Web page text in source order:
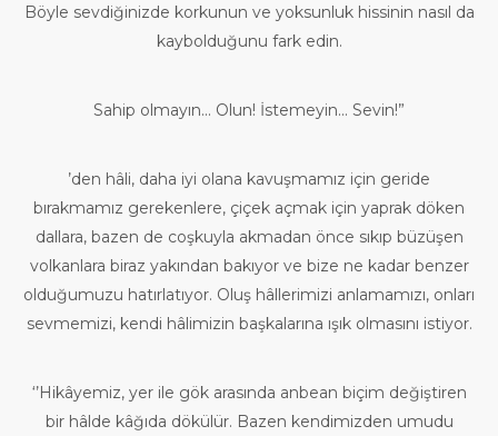
Böyle sevdiğinizde korkunun ve yoksunluk hissinin nasıl da
kaybolduğunu fark edin.
Sahip olmayın... Olun! İstemeyin... Sevin!”
’den hâli, daha iyi olana kavuşmamız için geride
bırakmamız gerekenlere, çiçek açmak için yaprak döken
dallara, bazen de coşkuyla akmadan önce sıkıp büzüşen
volkanlara biraz yakından bakıyor ve bize ne kadar benzer
olduğumuzu hatırlatıyor. Oluş hâllerimizi anlamamızı, onları
sevmemizi, kendi hâlimizin başkalarına ışık olmasını istiyor.
‘’Hikâyemiz, yer ile gök arasında anbean biçim değiştiren
bir hâlde kâğıda dökülür. Bazen kendimizden umudu